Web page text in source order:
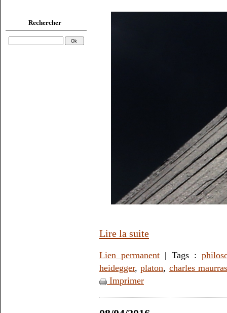
Rechercher
Lire la suite
Lien permanent | Tags :
heidegger,platon, charles
Imprimer